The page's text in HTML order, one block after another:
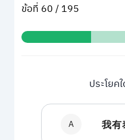
ข้อที่ 60 / 195
ประโยค
A 我有